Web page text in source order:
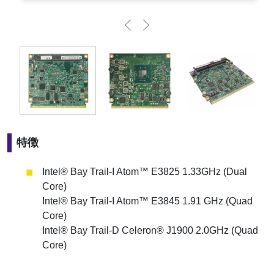
特徴
Intel® Bay Trail-I Atom™ E3825 1.33GHz (Dual
Core)
Intel® Bay Trail-I Atom™ E3845 1.91 GHz (Quad
Core)
Intel® Bay Trail-D Celeron® J1900 2.0GHz (Quad
Core)